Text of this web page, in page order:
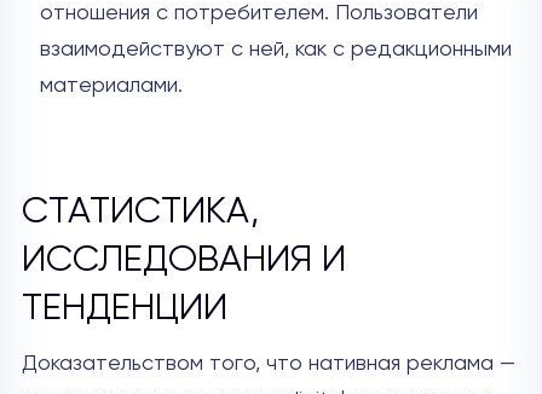
отношения с потребителем. Пользователи
взаимодействуют с ней, как с редакционными
материалами.
СТАТИСТИКА,
ИССЛЕДОВАНИЯ И
ТЕНДЕНЦИИ
Доказательством того, что нативная реклама —